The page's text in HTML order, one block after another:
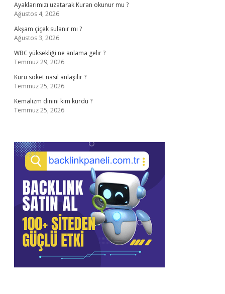
Ayaklarımızı uzatarak Kuran okunur mu ?
Ağustos 4, 2026
Akşam çiçek sulanır mı ?
Ağustos 3, 2026
WBC yüksekliği ne anlama gelir ?
Temmuz 29, 2026
Kuru soket nasıl anlaşılır ?
Temmuz 25, 2026
Kemalizm dinini kim kurdu ?
Temmuz 25, 2026